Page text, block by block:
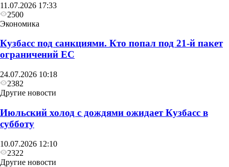
Другие новости
В воскресенье в Кузбассе сначала похолодает до
+6, а затем потеплеет до +27
11.07.2026 17:33
2500
Экономика
Кузбасс под санкциями. Кто попал под 21‑й пакет
ограничений ЕС
24.07.2026 10:18
2382
Другие новости
Июльский холод с дождями ожидает Кузбасс в
субботу
10.07.2026 12:10
2322
Другие новости